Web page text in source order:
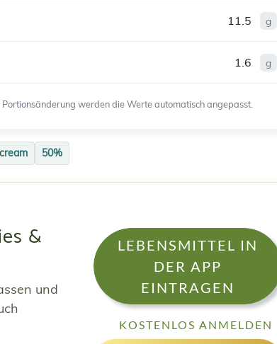
11.5 g
1.6 g
werden die Werte automatisch angepasst.
cream 50%
&
und
LEBENSMITTEL IN
DER APP
EINTRAGEN
KOSTENLOS ANMELDEN